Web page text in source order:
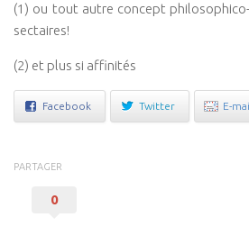
(1) ou tout autre concept
sectaires!
(2) et plus si affinités
Facebook Twitter E-mail
PARTAGER
0